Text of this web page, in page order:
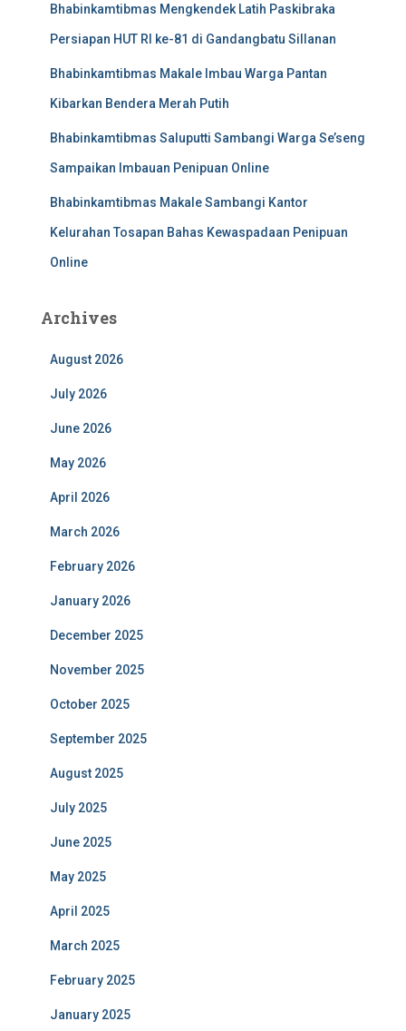
Bhabinkamtibmas Mengkendek Latih Paskibraka
Persiapan HUT RI ke-81 di Gandangbatu Sillanan
Bhabinkamtibmas Makale Imbau Warga Pantan
Kibarkan Bendera Merah Putih
Bhabinkamtibmas Saluputti Sambangi Warga Se’seng
Sampaikan Imbauan Penipuan Online
Bhabinkamtibmas Makale Sambangi Kantor
Kelurahan Tosapan Bahas Kewaspadaan Penipuan
Online
Archives
August 2026
July 2026
June 2026
May 2026
April 2026
March 2026
February 2026
January 2026
December 2025
November 2025
October 2025
September 2025
August 2025
July 2025
June 2025
May 2025
April 2025
March 2025
February 2025
January 2025